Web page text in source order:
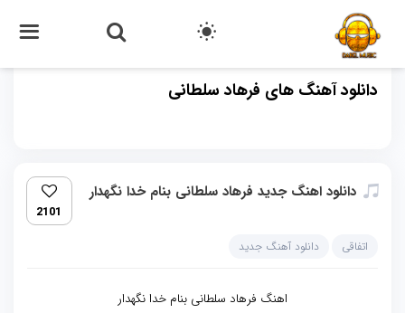
دانلود آهنگ های فرهاد سلطانی
دانلود اهنگ جدید فرهاد سلطانی بنام خدا نگهدار
2101
اتفاقی دانلود آهنگ جدید
اهنگ فرهاد سلطانی بنام خدا نگهدار